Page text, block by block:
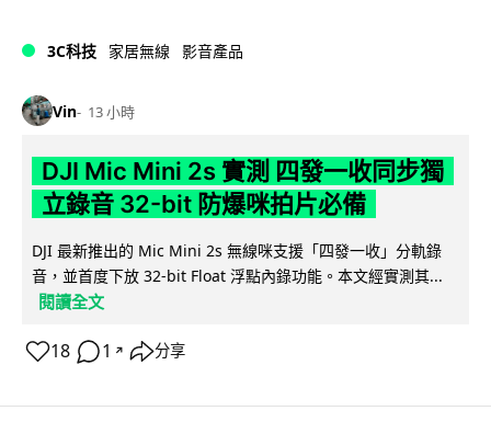
3C科技 家居無線 影音產品
Vin 13 小時
DJI Mic Mini 2s 實測 四發一收同步獨
立錄音 32-bit 防爆咪拍片必備
DJI 最新推出的 Mic Mini 2s 無線咪支援「四發一收」分軌錄
音，並首度下放 32-bit Float 浮點內錄功能。本文經實測其...
閱讀全文
18 1 ↗ 分享